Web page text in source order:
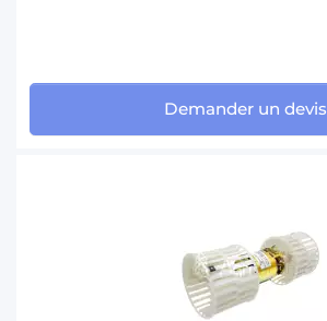
Demander un devis